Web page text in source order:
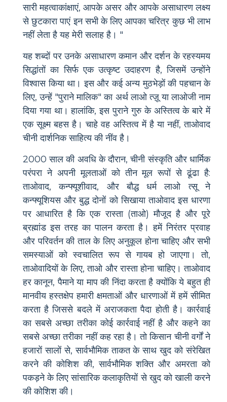
सारी महत्वाकांक्षाएं, आपके असर और आपके असाधारण लक्ष्य
से छुटकारा पाएं इन सभी के लिए आपका चरित्र कुछ भी लाभ
नहीं लेता है यह मेरी सलाह है। "
यह शब्दों पर उनके असाधारण कमान और दर्शन के रहस्यमय
सिद्धांतों का सिर्फ एक उत्कृष्ट उदाहरण है, जिसमें उन्होंने
विश्वास किया था। इस और कई अन्य मुठभेड़ों की पहचान के
लिए, उन्हें "पुराने मालिक" का अर्थ लाओ त्ज़ू या लाओजी नाम
दिया गया था। हालांकि, इस पुराने गुरु के अस्तित्व के बारे में
एक सूक्ष्म बहस है। चाहे वह अस्तित्व में है या नहीं, ताओवाद
चीनी दार्शनिक साहित्य की नींव है।
2000 साल की अवधि के दौरान, चीनी संस्कृति और धार्मिक
परंपरा ने अपनी मूलताओं को तीन मूल रूपों से ढूंढा है:
ताओवाद, कन्फ्यूशीवाद, और बौद्ध धर्म लाओ त्सू ने
कन्फ्यूशियस और बुद्ध दोनों को सिखाया ताओवाद इस धारणा
पर आधारित है कि एक रास्ता (ताओ) मौजूद है और पूरे
ब्रह्मांड इस तरह का पालन करता है। हमें निरंतर प्रवाह
और परिवर्तन की ताल के लिए अनुकूल होना चाहिए और सभी
समस्याओं को स्वचालित रूप से गायब हो जाएगा। तो,
ताओवादियों के लिए, ताओ और रास्ता होना चाहिए। ताओवाद
हर कानून, पैमाने या माप की निंदा करता है क्योंकि ये बहुत ही
मानवीय हस्तक्षेप हमारी क्षमताओं और धारणाओं में हमें सीमित
करता है जिससे बदले में अराजकता पैदा होती है। कार्रवाई
का सबसे अच्छा तरीका कोई कार्रवाई नहीं है और कहने का
सबसे अच्छा तरीका नहीं कह रहा है। तो किसान चीनी वर्गों ने
हजारों सालों से, सार्वभौमिक ताकत के साथ खुद को संरेखित
करने की कोशिश की, सार्वभौमिक शक्ति और अमरता को
पकड़ने के लिए सांसारिक कलाकृतियों से खुद को खाली करने
की कोशिश की।